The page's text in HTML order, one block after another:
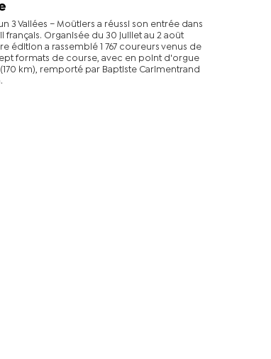
3 Vallées – Moûtiers a réussi son entrée dans
français. Organisée du 30 juillet au 2 août
édition a rassemblé 1 767 coureurs venus de
formats de course, avec en point d'orgue
(170 km), remporté par Baptiste Carimentrand